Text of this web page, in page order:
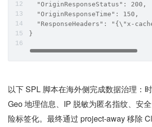
  "OriginResponseStatus": 200,
  "OriginResponseTime": 150,
"ResponseHeaders": "{\"x-
}
以下 SPL 脚本在海外侧完成数据治理：
Geo 地理信息、IP 脱敏为匿名指纹、安
险标签化。最终通过 project-away 移除